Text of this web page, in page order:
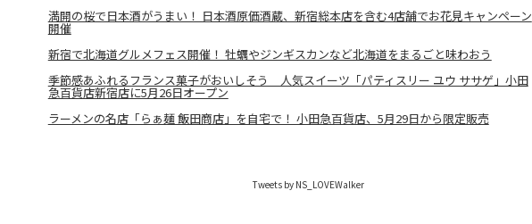
満開の桜で日本酒がうまい！ 日本酒原価酒蔵、新宿総本店を含む4店舗でお花見キャンペーン
開催
新宿で北海道グルメフェス開催！ 牡蠣やジンギスカンなど北海道をまるごと味わおう
季節感あふれるフランス菓子がおいしそう 人気スイーツ「パティスリー ユウ ササゲ」小田
急百貨店新宿店に5月26日オープン
ラーメンの名店「らぁ麺 飯田商店」を自宅で！ 小田急百貨店、5月29日から限定販売
Tweets by NS_LOVEWalker